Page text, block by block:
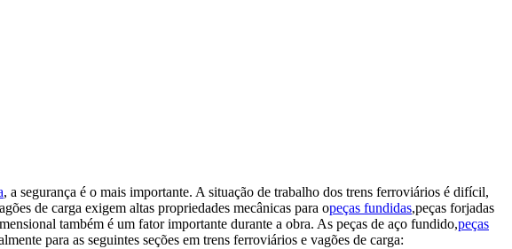
, a segurança é o mais importante. A situação de trabalho dos trens ferroviários é difícil,
de carga exigem altas propriedades mecânicas para opeças fundidas,peças forjadas
também é um fator importante durante a obra. As peças de aço fundido,peças
para as seguintes seções em trens ferroviários e vagões de carga: